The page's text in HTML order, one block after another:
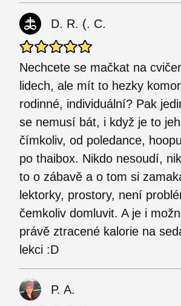
D. R. (. C.
Nechcete se mačkat na
lidech, ale mít to hezky
rodinné, individuální? Pak
se nemusí bát, i když je to
čímkoliv, od poledance,
po thaibox. Nikdo nesoudí,
to o zábavě a o tom si
lektorky, prostory, není
čemkoliv domluvit. A je i
právě ztracené kalorie na
lekci :D
P. A.